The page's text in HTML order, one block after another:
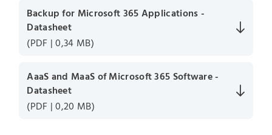
Backup for Microsoft 365 Applications -
Datasheet
(PDF | 0,34 MB)
AaaS and MaaS of Microsoft 365 Software -
Datasheet
(PDF | 0,20 MB)